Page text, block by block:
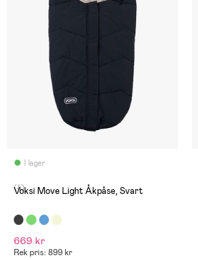
I lager
(4)
Voksi Move Light Åkpåse, Svart
669 kr
Rek pris: 899 kr